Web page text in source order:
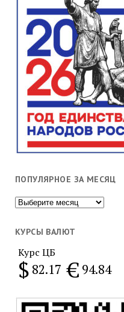
ПОПУЛЯРНОЕ ЗА МЕСЯЦ
Популярное
месяц
КУРСЫ ВАЛЮТ
Курс ЦБ
$ 82.17 € 94.84